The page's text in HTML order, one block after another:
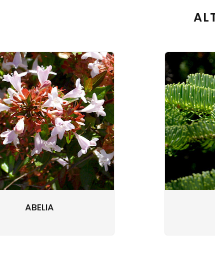
ABELIA